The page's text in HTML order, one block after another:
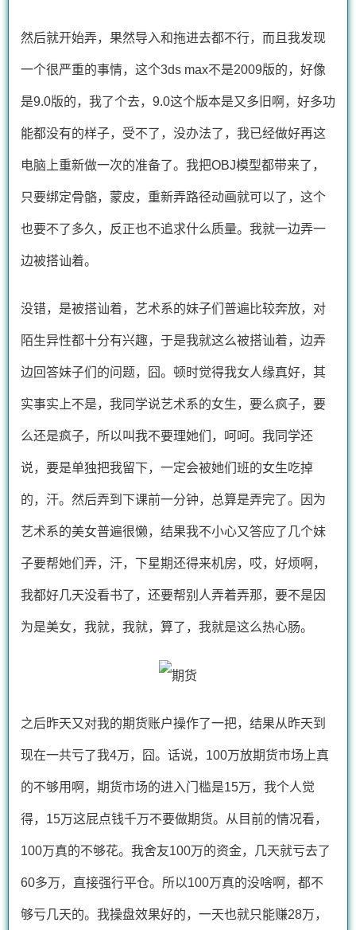
然后就开始弄，果然导入和拖进去都不行，而且我发现
一个很严重的事情，这个3ds max不是2009版的，好像
是9.0版的，我了个去，9.0这个版本是又多旧啊，好多功
能都没有的样子，受不了，没办法了，我已经做好再这
电脑上重新做一次的准备了。我把OBJ模型都带来了，
只要绑定骨骼，蒙皮，重新弄路径动画就可以了，这个
也要不了多久，反正也不追求什么质量。我就一边弄一
边被搭讪着。
没错，是被搭讪着，艺术系的妹子们普遍比较奔放，对
陌生异性都十分有兴趣，于是我就这么被搭讪着，边弄
边回答妹子们的问题，囧。顿时觉得我女人缘真好，其
实事实上不是，我同学说艺术系的女生，要么疯子，要
么还是疯子，所以叫我不要理她们，呵呵。我同学还
说，要是单独把我留下，一定会被她们班的女生吃掉
的，汗。然后弄到下课前一分钟，总算是弄完了。因为
艺术系的美女普遍很懒，结果我不小心又答应了几个妹
子要帮她们弄，汗，下星期还得来机房，哎，好烦啊，
我都好几天没看书了，还要帮别人弄着弄那，要不是因
为是美女，我就，我就，算了，我就是这么热心肠。
之后昨天又对我的期货账户操作了一把，结果从昨天到
现在一共亏了我4万，囧。话说，100万放期货市场上真
的不够用啊，期货市场的进入门槛是15万，我个人觉
得，15万这屁点钱千万不要做期货。从目前的情况看，
100万真的不够花。我舍友100万的资金，几天就亏去了
60多万，直接强行平仓。所以100万真的没啥啊，都不
够亏几天的。我操盘效果好的，一天也就只能赚28万，